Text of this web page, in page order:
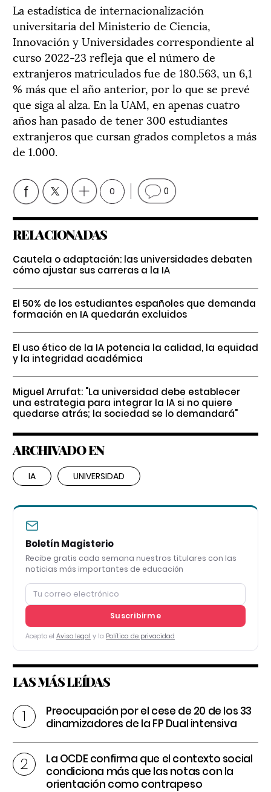
La estadística de internacionalización
universitaria del Ministerio de Ciencia,
Innovación y Universidades correspondiente al
curso 2022-23 refleja que el número de
extranjeros matriculados fue de 180.563, un 6,1
% más que el año anterior, por lo que se prevé
que siga al alza. En la UAM, en apenas cuatro
años han pasado de tener 300 estudiantes
extranjeros que cursan grados completos a más
de 1.000.
0 0
RELACIONADAS
Cautela o adaptación: las universidades debaten
cómo ajustar sus carreras a la IA
El 50% de los estudiantes españoles que demanda
formación en IA quedarán excluidos
El uso ético de la IA potencia la calidad, la equidad
y la integridad académica
Miguel Arrufat: "La universidad debe establecer
una estrategia para integrar la IA si no quiere
quedarse atrás; la sociedad se lo demandará"
ARCHIVADO EN
IA UNIVERSIDAD
Boletín Magisterio
Recibe gratis cada semana nuestros titulares con las
noticias más importantes de educación
Suscribirme
Acepto el Aviso legal y la Política de privacidad
LAS MÁS LEÍDAS
Preocupación por el cese de 20 de los 33
dinamizadores de la FP Dual intensiva
La OCDE confirma que el contexto social
condiciona más que las notas con la
orientación como contrapeso